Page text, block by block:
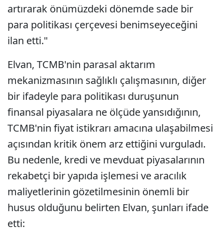
artırarak önümüzdeki dönemde sade bir
para politikası çerçevesi benimseyeceğini
ilan etti."
Elvan, TCMB'nin parasal aktarım
mekanizmasının sağlıklı çalışmasının, diğer
bir ifadeyle para politikası duruşunun
finansal piyasalara ne ölçüde yansıdığının,
TCMB'nin fiyat istikrarı amacına ulaşabilmesi
açısından kritik önem arz ettiğini vurguladı.
Bu nedenle, kredi ve mevduat piyasalarının
rekabetçi bir yapıda işlemesi ve aracılık
maliyetlerinin gözetilmesinin önemli bir
husus olduğunu belirten Elvan, şunları ifade
etti: